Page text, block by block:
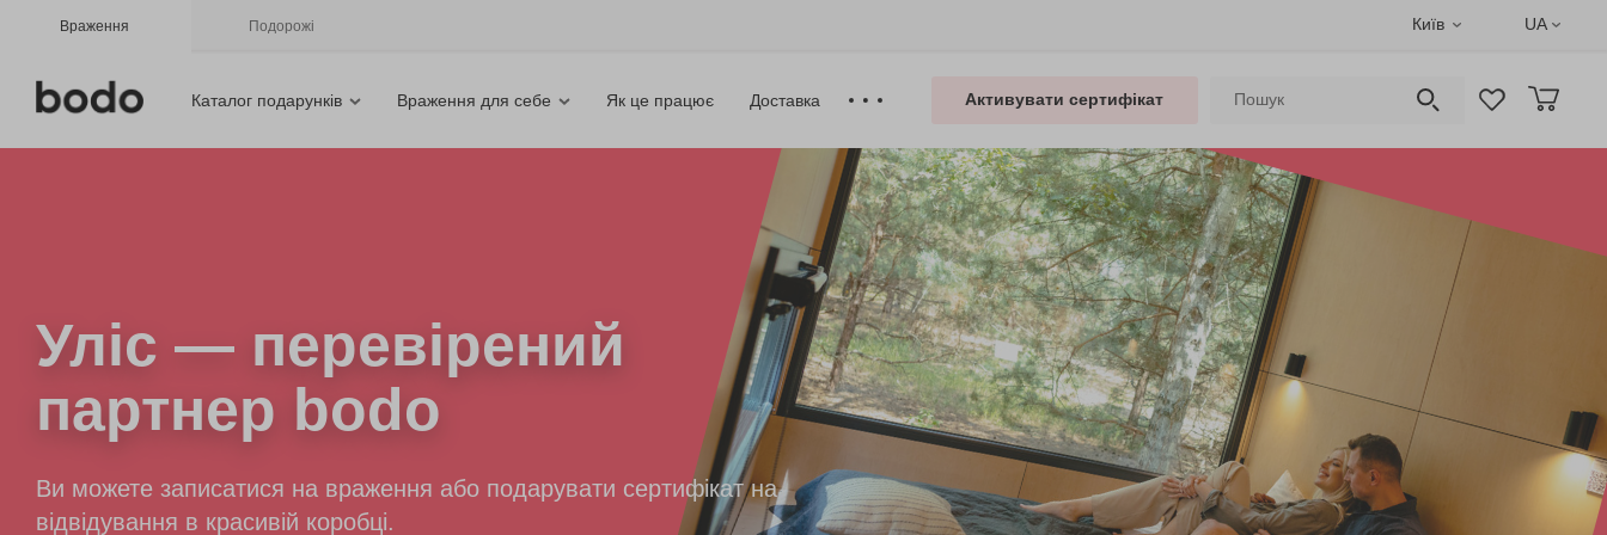
Враження Подорожі Київ UA
Каталог подарунків Враження для себе Як це працює Доставка Активувати сертифікат
Уліс — перевірений
партнер bodo
Ви можете записатися на враження або подарувати сертифікат на
відвідування в красивій коробці.